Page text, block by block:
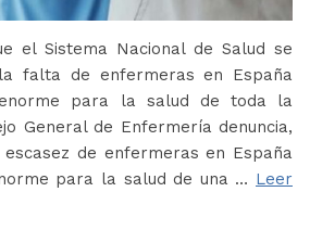
el Sistema Nacional de Salud se
falta de enfermeras en España
para la salud de toda la
General de Enfermería denuncia,
de enfermeras en España
para la salud de una … Leer